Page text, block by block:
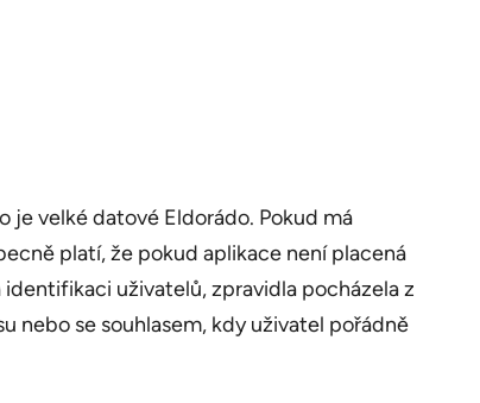
je velké datové Eldorádo. Pokud má
platí, že pokud aplikace není placená
uživatelů, zpravidla pocházela z
nebo se souhlasem, kdy uživatel pořádně